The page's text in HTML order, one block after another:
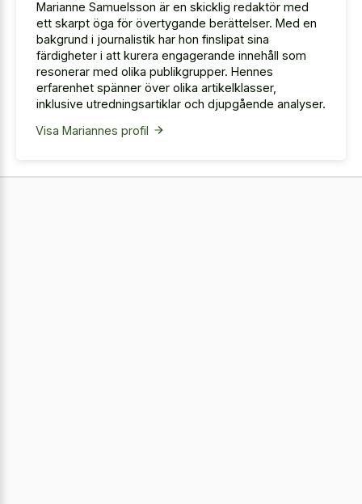
Marianne Samuelsson är en skicklig redaktör med
ett skarpt öga för övertygande berättelser. Med en
bakgrund i journalistik har hon finslipat sina
färdigheter i att kurera engagerande innehåll som
resonerar med olika publikgrupper. Hennes
erfarenhet spänner över olika artikelklasser,
inklusive utredningsartiklar och djupgående analyser.
Visa Mariannes profil